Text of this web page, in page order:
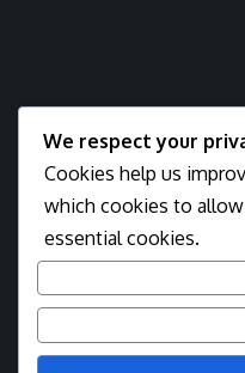
We respect your
Cookies help us
which cookies to
essential cookies.